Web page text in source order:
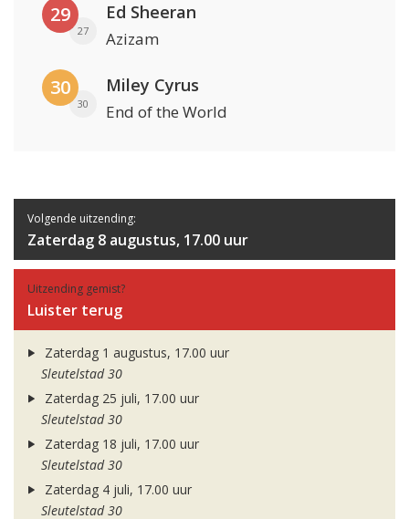
29
27
Ed Sheeran
Azizam
30
30
Miley Cyrus
End of the World
Volgende uitzending:
Zaterdag 8 augustus, 17.00 uur
Uitzending gemist?
Luister terug
Zaterdag 1 augustus, 17.00 uur
Sleutelstad 30
Zaterdag 25 juli, 17.00 uur
Sleutelstad 30
Zaterdag 18 juli, 17.00 uur
Sleutelstad 30
Zaterdag 4 juli, 17.00 uur
Sleutelstad 30